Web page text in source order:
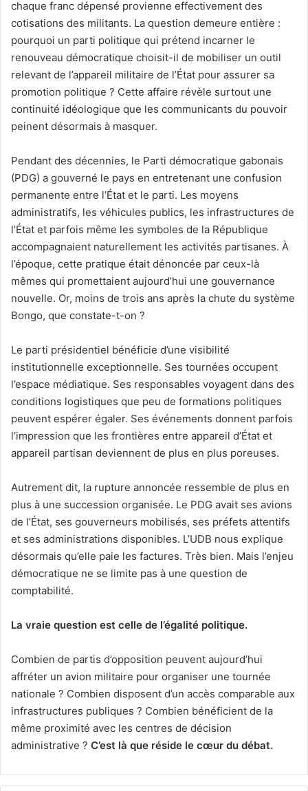
chaque franc dépensé provienne effectivement des
cotisations des militants. La question demeure entière :
pourquoi un parti politique qui prétend incarner le
renouveau démocratique choisit-il de mobiliser un outil
relevant de l’appareil militaire de l’État pour assurer sa
promotion politique ? Cette affaire révèle surtout une
continuité idéologique que les communicants du pouvoir
peinent désormais à masquer.
Pendant des décennies, le Parti démocratique gabonais
(PDG) a gouverné le pays en entretenant une confusion
permanente entre l’État et le parti. Les moyens
administratifs, les véhicules publics, les infrastructures de
l’État et parfois même les symboles de la République
accompagnaient naturellement les activités partisanes. À
l’époque, cette pratique était dénoncée par ceux-là
mêmes qui promettaient aujourd’hui une gouvernance
nouvelle. Or, moins de trois ans après la chute du système
Bongo, que constate-t-on ?
Le parti présidentiel bénéficie d’une visibilité
institutionnelle exceptionnelle. Ses tournées occupent
l’espace médiatique. Ses responsables voyagent dans des
conditions logistiques que peu de formations politiques
peuvent espérer égaler. Ses événements donnent parfois
l’impression que les frontières entre appareil d’État et
appareil partisan deviennent de plus en plus poreuses.
Autrement dit, la rupture annoncée ressemble de plus en
plus à une succession organisée. Le PDG avait ses avions
de l’État, ses gouverneurs mobilisés, ses préfets attentifs
et ses administrations disponibles. L’UDB nous explique
désormais qu’elle paie les factures. Très bien. Mais l’enjeu
démocratique ne se limite pas à une question de
comptabilité.
La vraie question est celle de l’égalité politique.
Combien de partis d’opposition peuvent aujourd’hui
affréter un avion militaire pour organiser une tournée
nationale ? Combien disposent d’un accès comparable aux
infrastructures publiques ? Combien bénéficient de la
même proximité avec les centres de décision
administrative ? C’est là que réside le cœur du débat.